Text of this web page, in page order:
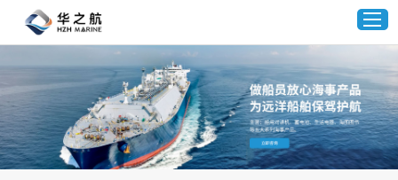
首页
产品中心